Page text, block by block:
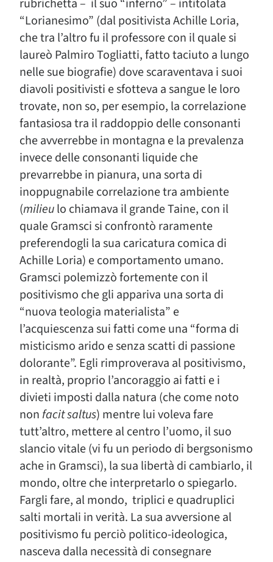
rubrichetta – il suo “inferno” – intitolata
“Lorianesimo” (dal positivista Achille Loria,
che tra l’altro fu il professore con il quale si
laureò Palmiro Togliatti, fatto taciuto a lungo
nelle sue biografie) dove scaraventava i suoi
diavoli positivisti e sfotteva a sangue le loro
trovate, non so, per esempio, la correlazione
fantasiosa tra il raddoppio delle consonanti
che avverrebbe in montagna e la prevalenza
invece delle consonanti liquide che
prevarrebbe in pianura, una sorta di
inoppugnabile correlazione tra ambiente
(milieulo chiamava il grande Taine, con il
quale Gramsci si confrontò raramente
preferendogli la sua caricatura comica di
Achille Loria) e comportamento umano.
Gramsci polemizzò fortemente con il
positivismo che gli appariva una sorta di
“nuova teologia materialista” e
l’acquiescenza sui fatti come una “forma di
misticismo arido e senza scatti di passione
dolorante”. Egli rimproverava al positivismo,
in realtà, proprio l’ancoraggio ai fatti e i
divieti imposti dalla natura (che come noto
non facit saltus) mentre lui voleva fare
tutt’altro, mettere al centro l’uomo, il suo
slancio vitale (vi fu un periodo di bergsonismo
ache in Gramsci), la sua libertà di cambiarlo, il
mondo, oltre che interpretarlo o spiegarlo.
Fargli fare, al mondo, triplici e quadruplici
salti mortali in verità. La sua avversione al
positivismo fu perciò politico-ideologica,
nasceva dalla necessità di consegnare